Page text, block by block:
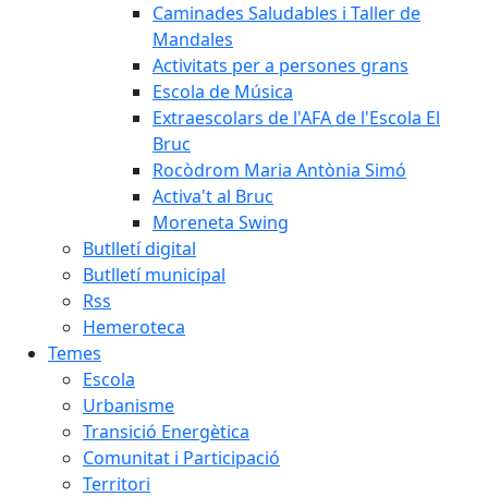
Caminades Saludables i Taller de
Mandales
Activitats per a persones grans
Escola de Música
Extraescolars de l'AFA de l'Escola El
Bruc
Rocòdrom Maria Antònia Simó
Activa't al Bruc
Moreneta Swing
Butlletí digital
Butlletí municipal
Rss
Hemeroteca
Temes
Escola
Urbanisme
Transició Energètica
Comunitat i Participació
Territori